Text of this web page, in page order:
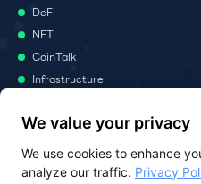
DeFi
NFT
CoinTalk
Infrastructure
Podcast
Monthly Report
Report
We value your privacy
We use cookies to enhance
analyze our traffic. Privacy